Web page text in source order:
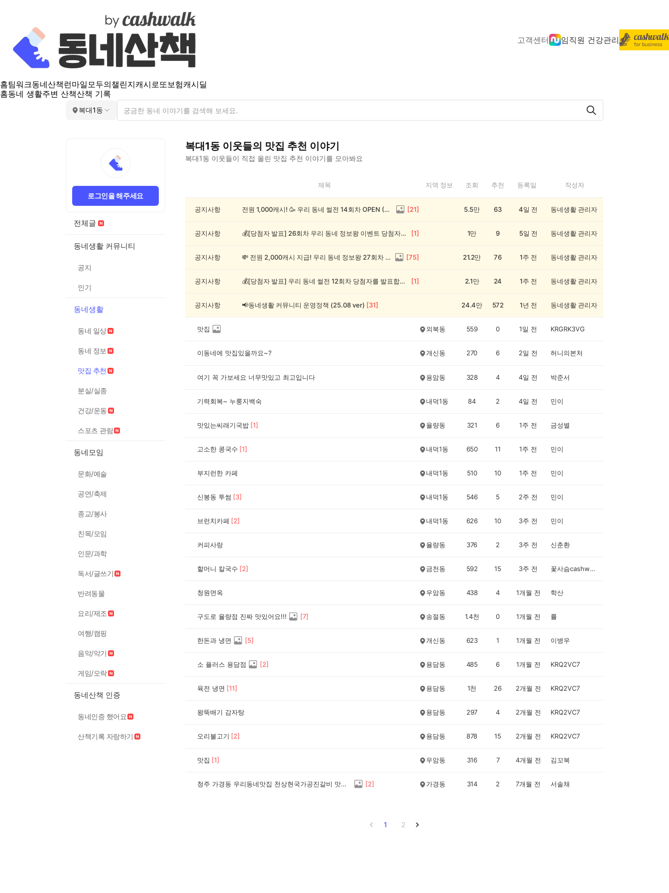
고객센터 임직원 건강관리
홈팀워크동네산책 런마일모두의챌린지캐시로또보험캐시딜
홈동네 생활주변 산책산책 기록
복대1동
로그인을 해주세요
전체글
동네생활 커뮤니티
공지
인기
동네생활
동네 일상
동네 정보
맛집 추천
분실/실종
건강/운동
스포츠 관람
동네모임
문화/예술
공연/축제
종교/봉사
친목/모임
인문/과학
독서/글쓰기
반려동물
요리/제조
여행/캠핑
음악/악기
게임/오락
동네산책 인증
동네인증 했어요
산책기록 자랑하기
복대1동 이웃들의 맛집 추천 이야기
복대1동 이웃들이 직접 올린 맛집 추천 이야기를 모아봐요
1
제목 지역 정보 조회 추천 등록일 작성자
공지사항 전원 1,000캐시! 🥳 우리 동네 썰전 14회차 OPEN (~8/17) [21] 5.5만 63 4일 전 동네생활 관리자
공지사항 💰[당첨자 발표] 26회차 우리 동네 정보왕 이벤트 당첨자를 발표합니다! [1] 1만 9 5일 전 동네생활 관리자
공지사항 💸 전원 2,000캐시 지급! 우리 동네 정보왕 27회차 (~8/10) [75] 21.2만 76 1주 전 동네생활 관리자
공지사항 💰[당첨자 발표] 우리 동네 썰전 12회차 당첨자를 발표합니다! [1] 2.1만 24 1주 전 동네생활 관리자
공지사항 📢동네생활 커뮤니티 운영정책 (25.08 ver) [31] 24.4만 572 1년 전 동네생활 관리자
맛집 외북동 559 0 1일 전 KRGRK3VG
이동네에 맛집있을까요~? 개신동 270 6 2일 전 허니의본처
여기 꼭 가보세요 너무맛있고 최고입니다 용암동 328 4 4일 전 박준서
기력회복~ 누룽지백숙 내덕1동 84 2 4일 전 민이
맛있는씨래기국밥 [1] 율량동 321 6 1주 전 금성별
고소한 콩국수 [1] 내덕1동 650 11 1주 전 민이
부지런한 카페 내덕1동 510 10 1주 전 민이
신봉동 투썸 [3] 내덕1동 546 5 2주 전 민이
브런치카페 [2] 내덕1동 626 10 3주 전 민이
커피사랑 율량동 376 2 3주 전 신춘환
할머니 칼국수 [2] 금천동 592 15 3주 전 꽃사슴cashwalker
청원면옥 우암동 438 4 1개월 전 학산
구도로 율량점 진짜 맛있어요!!! [7] 송절동 1.4천 0 1개월 전 률
한돈과 냉면 [5] 개신동 623 1 1개월 전 이병우
소 플러스 용담점 [2] 용담동 485 6 1개월 전 KRQ2VC7
육전 냉면 [11] 용담동 1천 26 2개월 전 KRQ2VC7
왕뚝배기 감자탕 용담동 297 4 2개월 전 KRQ2VC7
오리불고기 [2] 용담동 878 15 2개월 전 KRQ2VC7
맛집 [1] 우암동 316 7 4개월 전 김꼬북
청주 가경동 우리동네맛집 천상현국가공진갈비 맛보장 친절Gooood [2] 가경동 314 2 7개월 전 서솔채
1 2